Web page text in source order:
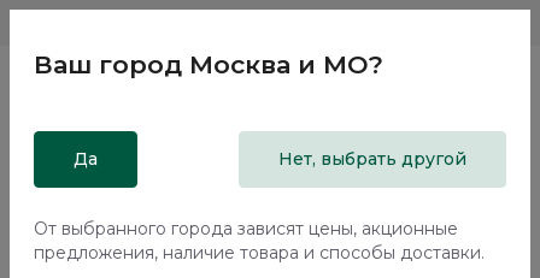
Главная
Кровати
Двуспальная кровать с подъемным механизмом Эвора /
Ваш город Москва и МО?
Да Нет, выбрать другой
От выбранного города зависят цены, акционные
предложения, наличие товара и способы доставки.